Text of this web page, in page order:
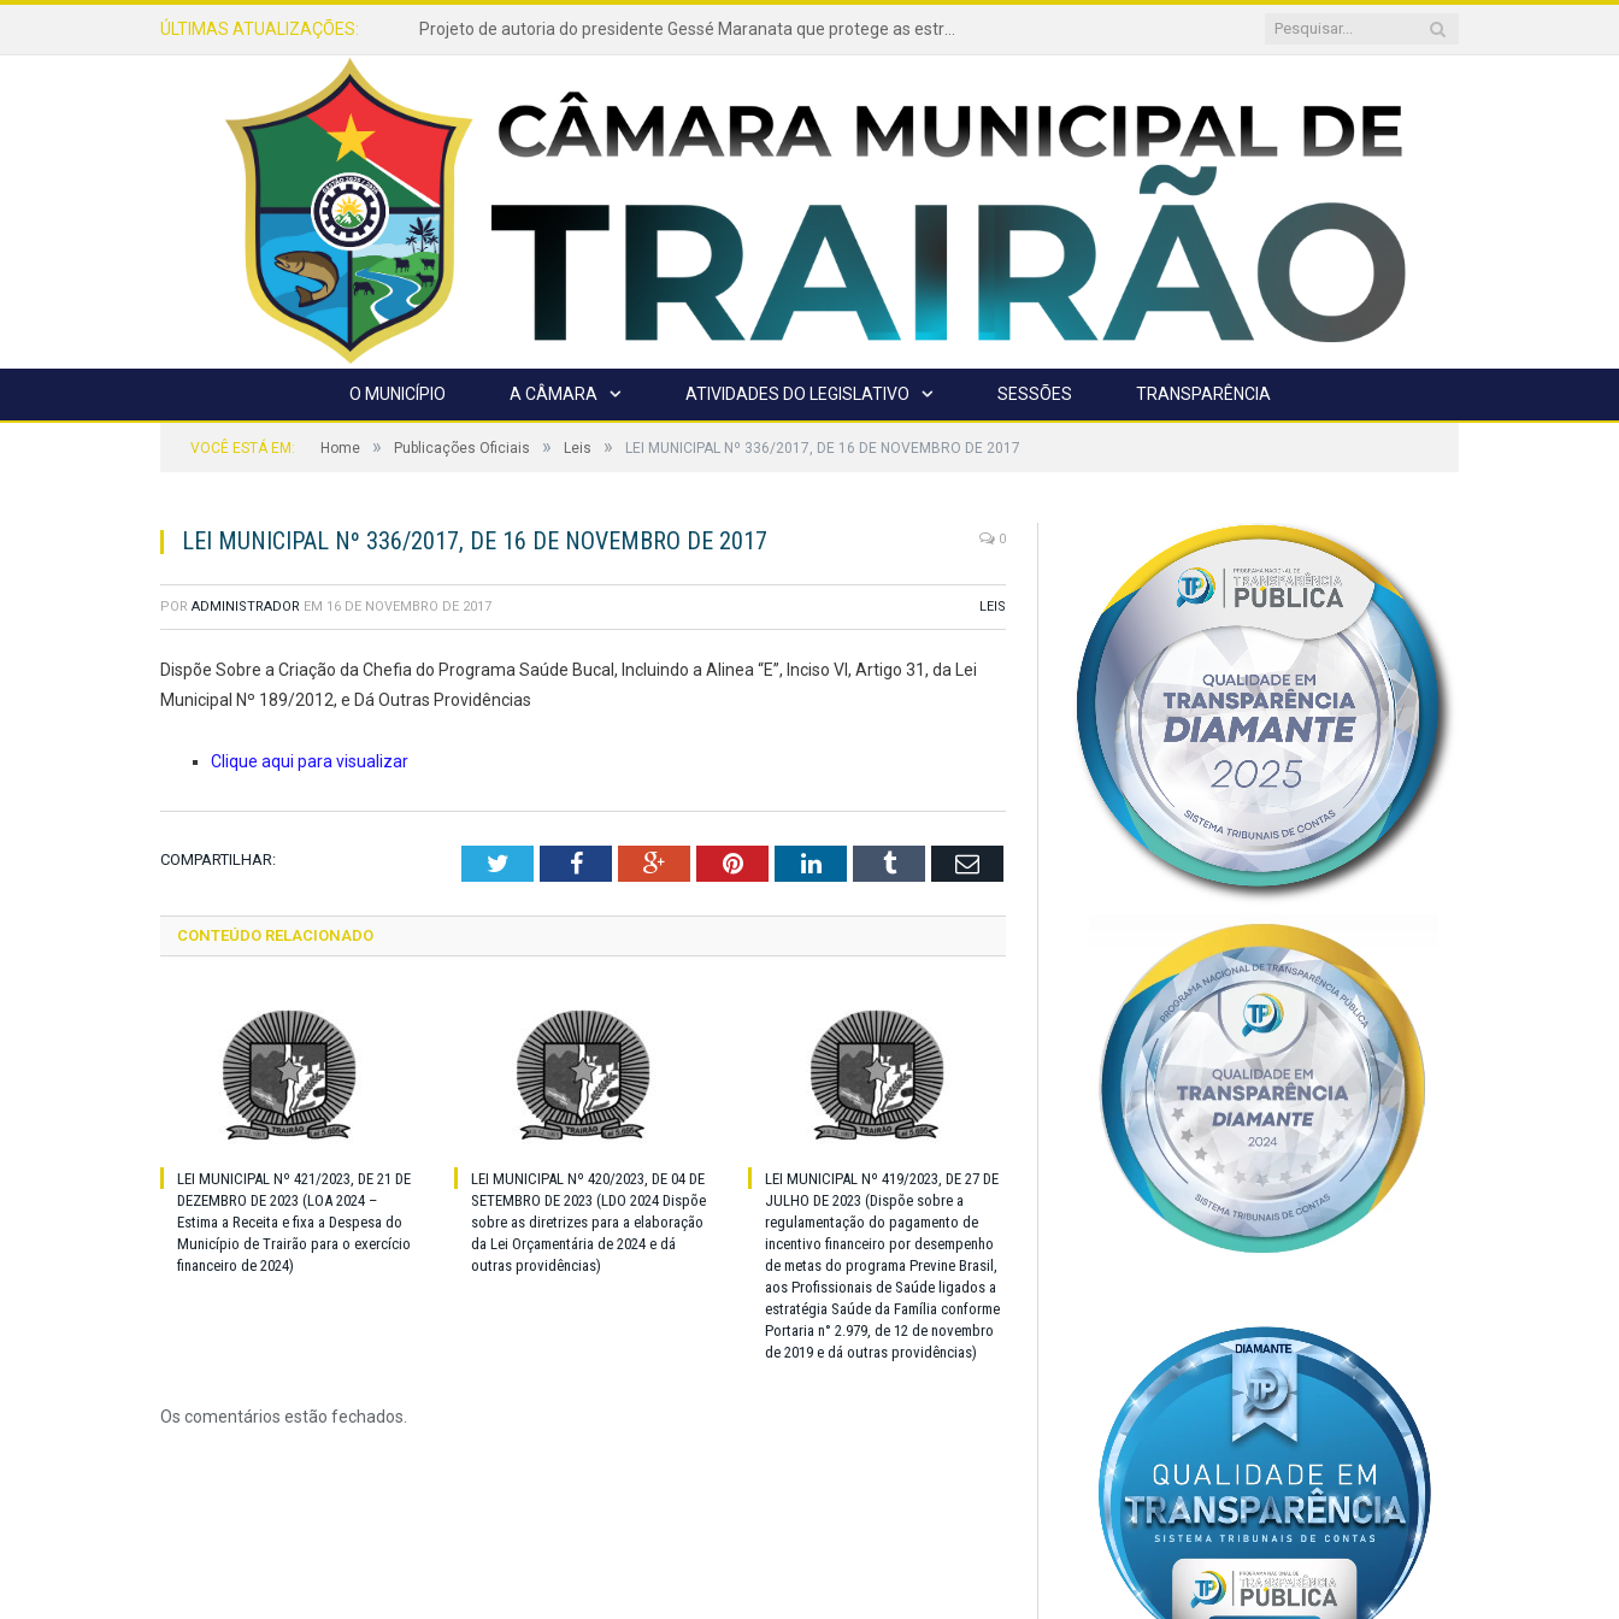
ÚLTIMAS ATUALIZAÇÕES: Projeto de autoria do presidente Gessé Maranata que protege as estradas vicinais de Trairão é transformado em lei
O MUNICÍPIO A CÂMARA ATIVIDADES DO LEGISLATIVO SESSÕES TRANSPARÊNCIA
VOCÊ ESTÁ EM: Home » Publicações Oficiais » Leis » LEI MUNICIPAL Nº 336/2017, DE 16 DE NOVEMBRO DE 2017
LEI MUNICIPAL Nº 336/2017, DE 16 DE NOVEMBRO DE 2017 0
POR ADMINISTRADOR EM 16 DE NOVEMBRO DE 2017 LEIS
Dispõe Sobre a Criação da Chefia do Programa Saúde Bucal, Incluindo a Alinea “E”, Inciso VI, Artigo 31, da Lei
Municipal Nº 189/2012, e Dá Outras Providências
Clique aqui para visualizar
COMPARTILHAR: TwitterFacebookGoogle+PinterestLinkedInTumblr Email
CONTEÚDO RELACIONADO
LEI MUNICIPAL Nº 421/2023, DE 21 DE
DEZEMBRO DE 2023 (LOA 2024 –
Estima a Receita e fixa a Despesa do
Município de Trairão para o exercício
financeiro de 2024)
LEI MUNICIPAL Nº 420/2023, DE 04 DE
SETEMBRO DE 2023 (LDO 2024 Dispõe
sobre as diretrizes para a elaboração
da Lei Orçamentária de 2024 e dá
outras providências)
LEI MUNICIPAL Nº 419/2023, DE 27 DE
JULHO DE 2023 (Dispõe sobre a
regulamentação do pagamento de
incentivo financeiro por desempenho
de metas do programa Previne Brasil,
aos Profissionais de Saúde ligados a
estratégia Saúde da Família conforme
Portaria n° 2.979, de 12 de novembro
de 2019 e dá outras providências)
Os comentários estão fechados.